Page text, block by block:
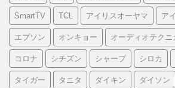
SmartTV TCL アイリスオーヤマ ア
エプソン オンキョー オーディオテクニ
コロナ シチズン シャープ シロカ
タイガー タニタ ダイキン ダイソン